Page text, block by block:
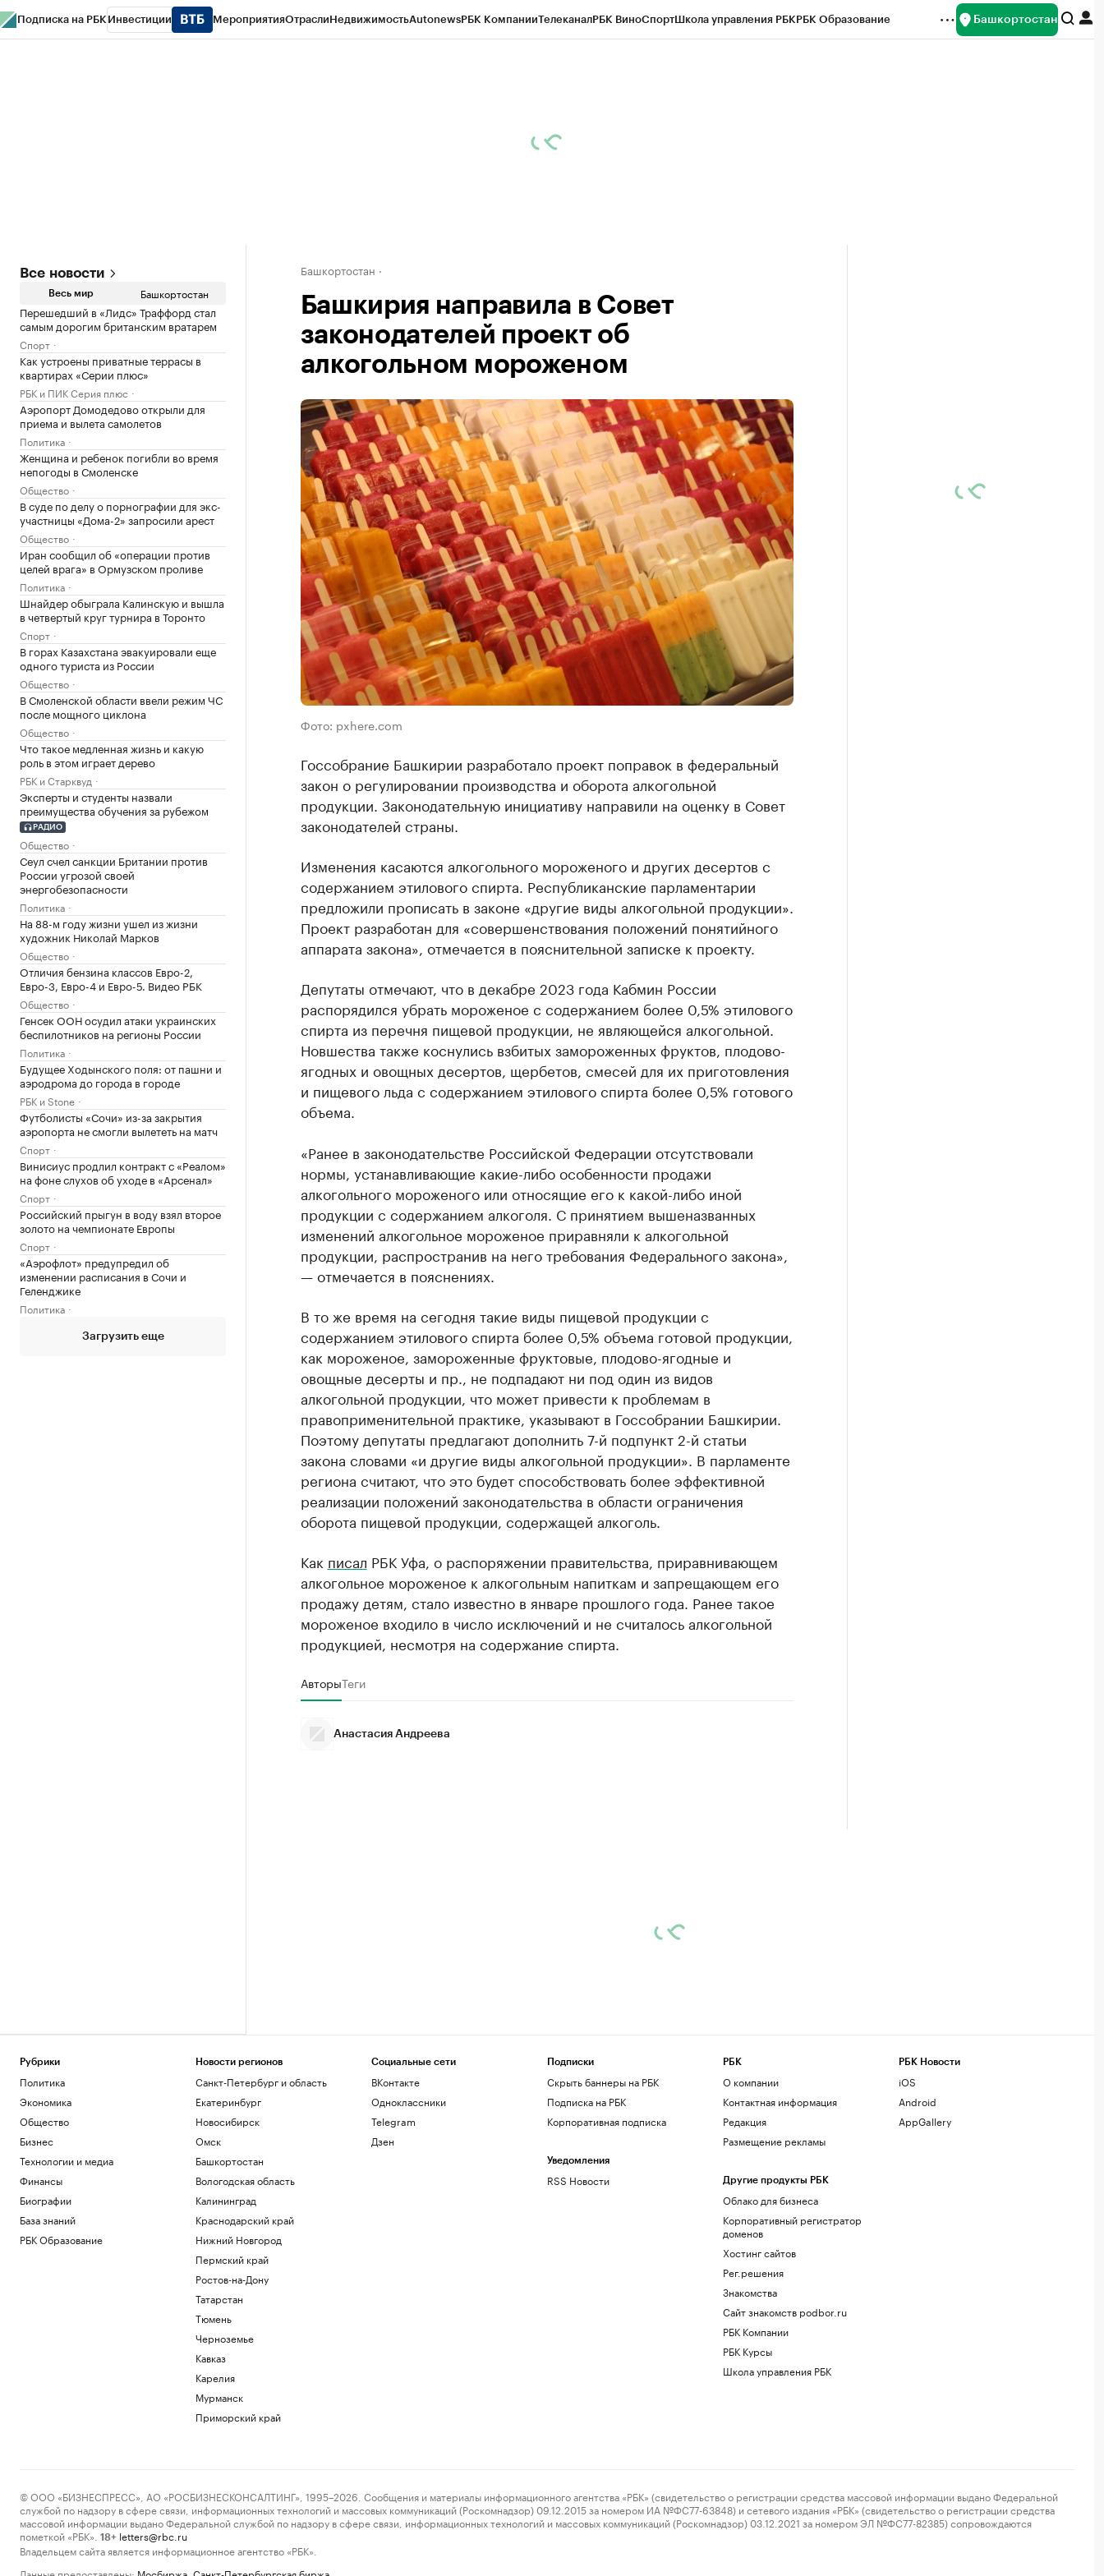
Подписка на РБК Инвестиции МероприятияОтраслиНедвижимостьAutonewsРБК КомпанииТелеканалРБК ВиноСпортШкола управления РБКРБК Образование Башкортостан
Все новости
Весь мир Башкортостан
Перешедший в «Лидс» Траффорд стал
самым дорогим британским вратарем
Спорт
Как устроены приватные террасы в
квартирах «Серии плюс»
РБК и ПИК Серия плюс
Аэропорт Домодедово открыли для
приема и вылета самолетов
Политика
Женщина и ребенок погибли во время
непогоды в Смоленске
Общество
В суде по делу о порнографии для экс-
участницы «Дома-2» запросили арест
Общество
Иран сообщил об «операции против
целей врага» в Ормузском проливе
Политика
Шнайдер обыграла Калинскую и вышла
в четвертый круг турнира в Торонто
Спорт
В горах Казахстана эвакуировали еще
одного туриста из России
Общество
В Смоленской области ввели режим ЧС
после мощного циклона
Общество
Что такое медленная жизнь и какую
роль в этом играет дерево
РБК и Старквуд
Эксперты и студенты назвали
преимущества обучения за рубежом
РАДИО
Общество
Сеул счел санкции Британии против
России угрозой своей
энергобезопасности
Политика
На 88-м году жизни ушел из жизни
художник Николай Марков
Общество
Отличия бензина классов Евро-2,
Евро-3, Евро-4 и Евро-5. Видео РБК
Общество
Генсек ООН осудил атаки украинских
беспилотников на регионы России
Политика
Будущее Ходынского поля: от пашни и
аэродрома до города в городе
РБК и Stone
Футболисты «Сочи» из-за закрытия
аэропорта не смогли вылететь на матч
Спорт
Винисиус продлил контракт с «Реалом»
на фоне слухов об уходе в «Арсенал»
Спорт
Российский прыгун в воду взял второе
золото на чемпионате Европы
Спорт
«Аэрофлот» предупредил об
изменении расписания в Сочи и
Геленджике
Политика
Загрузить еще
Башкортостан
Башкирия направила в Совет
законодателей проект об
алкогольном мороженом
Фото: pxhere.com
Госсобрание Башкирии разработало проект поправок в федеральный
закон о регулировании производства и оборота алкогольной
продукции. Законодательную инициативу направили на оценку в Совет
законодателей страны.
Изменения касаются алкогольного мороженого и других десертов с
содержанием этилового спирта. Республиканские парламентарии
предложили прописать в законе «другие виды алкогольной продукции».
Проект разработан для «совершенствования положений понятийного
аппарата закона», отмечается в пояснительной записке к проекту.
Депутаты отмечают, что в декабре 2023 года Кабмин России
распорядился убрать мороженое с содержанием более 0,5% этилового
спирта из перечня пищевой продукции, не являющейся алкогольной.
Новшества также коснулись взбитых замороженных фруктов, плодово-
ягодных и овощных десертов, щербетов, смесей для их приготовления
и пищевого льда с содержанием этилового спирта более 0,5% готового
объема.
«Ранее в законодательстве Российской Федерации отсутствовали
нормы, устанавливающие какие-либо особенности продажи
алкогольного мороженого или относящие его к какой-либо иной
продукции с содержанием алкоголя. С принятием вышеназванных
изменений алкогольное мороженое приравняли к алкогольной
продукции, распространив на него требования Федерального закона»,
— отмечается в пояснениях.
В то же время на сегодня такие виды пищевой продукции с
содержанием этилового спирта более 0,5% объема готовой продукции,
как мороженое, замороженные фруктовые, плодово-ягодные и
овощные десерты и пр., не подпадают ни под один из видов
алкогольной продукции, что может привести к проблемам в
правоприменительной практике, указывают в Госсобрании Башкирии.
Поэтому депутаты предлагают дополнить 7-й подпункт 2-й статьи
закона словами «и другие виды алкогольной продукции». В парламенте
региона считают, что это будет способствовать более эффективной
реализации положений законодательства в области ограничения
оборота пищевой продукции, содержащей алкоголь.
Как писал РБК Уфа, о распоряжении правительства, приравнивающем
алкогольное мороженое к алкогольным напиткам и запрещающем его
продажу детям, стало известно в январе прошлого года. Ранее такое
мороженое входило в число исключений и не считалось алкогольной
продукцией, несмотря на содержание спирта.
АвторыТеги
Анастасия Андреева
Рубрики
Политика
Экономика
Общество
Бизнес
Технологии и медиа
Финансы
Биографии
База знаний
РБК Образование
Новости регионов
Санкт-Петербург и область
Екатеринбург
Новосибирск
Омск
Башкортостан
Вологодская область
Калининград
Краснодарский край
Нижний Новгород
Пермский край
Ростов-на-Дону
Татарстан
Тюмень
Черноземье
Кавказ
Карелия
Мурманск
Приморский край
Социальные сети
ВКонтакте
Одноклассники
Telegram
Дзен
Подписки
Скрыть баннеры на РБК
Подписка на РБК
Корпоративная подписка
Уведомления
RSS Новости
РБК
О компании
Контактная информация
Редакция
Размещение рекламы
Другие продукты РБК
Облако для бизнеса
Корпоративный регистратор
доменов
Хостинг сайтов
Рег.решения
Знакомства
Сайт знакомств podbor.ru
РБК Компании
РБК Курсы
Школа управления РБК
РБК Новости
iOS
Android
AppGallery
© ООО «БИЗНЕСПРЕСС», АО «РОСБИЗНЕСКОНСАЛТИНГ», 1995–2026. Сообщения и материалы информационного агентства «РБК» (свидетельство о регистрации средства массовой информации выдано Федеральной
службой по надзору в сфере связи, информационных технологий и массовых коммуникаций (Роскомнадзор) 09.12.2015 за номером ИА №ФС77-63848) и сетевого издания «РБК» (свидетельство о регистрации средства
массовой информации выдано Федеральной службой по надзору в сфере связи, информационных технологий и массовых коммуникаций (Роскомнадзор) 03.12.2021 за номером ЭЛ №ФС77-82385) сопровождаются
пометкой «РБК».
18+ letters@rbc.ru
Владельцем сайта является информационное агентство «РБК».